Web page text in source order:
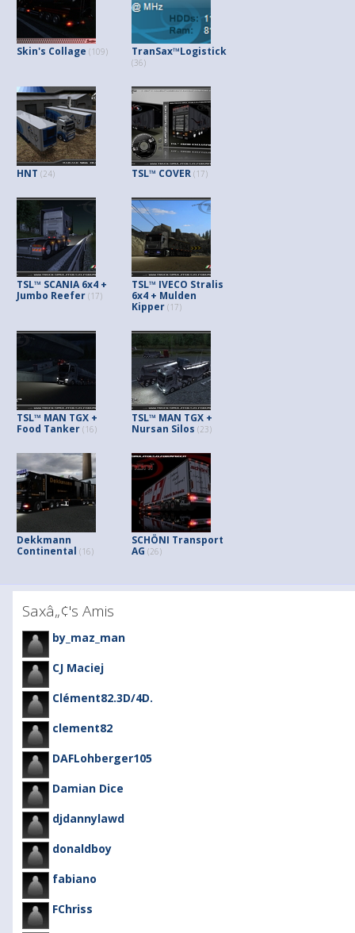
Skin's Collage (109) TranSax™Logistick
(36)
HNT (24) TSL™ COVER (17)
TSL™ SCANIA 6x4 +
Jumbo Reefer (17)
TSL™ IVECO Stralis
6x4 + Mulden
Kipper (17)
TSL™ MAN TGX +
Food Tanker (16)
TSL™ MAN TGX +
Nursan Silos (23)
Dekkmann
Continental (16)
SCHÖNI Transport
AG (26)
Saxâ„¢'s Amis
by_maz_man
CJ Maciej
Clément82.3D/4D.
clement82
DAFLohberger105
Damian Dice
djdannylawd
donaldboy
fabiano
FChriss